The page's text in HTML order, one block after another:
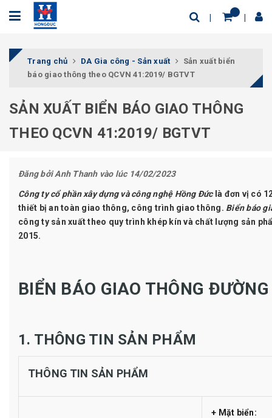
Trang chủ DA Gia công - Sản xuất
Sản xuất biển
báo giao thông theo QCVN 41:2019/ BGTVT
SẢN XUẤT BIỂN BÁO GIAO THÔNG
THEO QCVN 41:2019/ BGTVT
Đăng bởiAnh Thanhvào lúc 14/02/2023
Công ty cổ phần xây dựng và công nghệ Hồng Đức là đơn vị có
thiết bị an toàn giao thông, công trình giao thông. Biển báo
công ty sản xuất theo quy trình khép kín và chất lượng sản
2015.
BIỂN BÁO GIAO THÔNG
1. THÔNG TIN SẢN PHẨM
THÔNG TIN SẢN PHẨM
+ Mặt biển: